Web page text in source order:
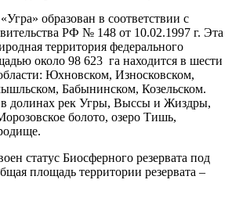
образован в соответствии с
РФ № 148 от 10.02.1997 г. Эта
территория федерального
около 98 623 га находится в шести
Юхновском, Износковском,
Бабынинском, Козельском.
в долинах рек Угры, Выссы и Жиздры,
болото, озеро Тишь,
статус Биосферного резервата под
площадь территории резервата –